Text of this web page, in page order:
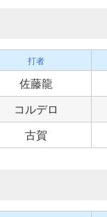
打者
佐藤龍
コルデロ
古賀